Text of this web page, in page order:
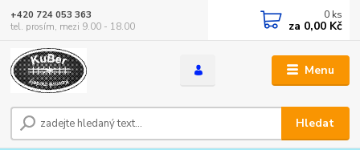
Menu
Hledat
+420 724 053 363
tel. prosím, mezi 9.00 - 18.00
0 ks
za 0,00 Kč